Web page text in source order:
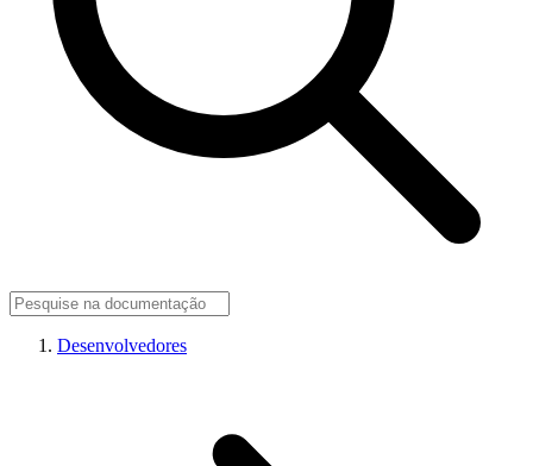
Desenvolvedores